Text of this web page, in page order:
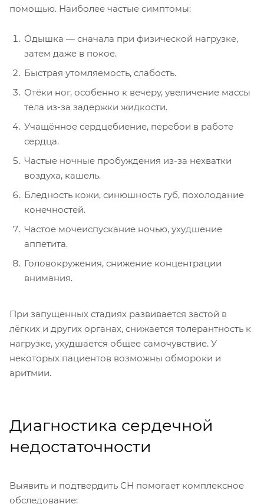
помощью. Наиболее частые симптомы:
Одышка — сначала при физической нагрузке,
затем даже в покое.
Быстрая утомляемость, слабость.
Отёки ног, особенно к вечеру, увеличение массы
тела из-за задержки жидкости.
Учащённое сердцебиение, перебои в работе
сердца.
Частые ночные пробуждения из-за нехватки
воздуха, кашель.
Бледность кожи, синюшность губ, похолодание
конечностей.
Частое мочеиспускание ночью, ухудшение
аппетита.
Головокружения, снижение концентрации
внимания.
При запущенных стадиях развивается застой в
лёгких и других органах, снижается толерантность к
нагрузке, ухудшается общее самочувствие. У
некоторых пациентов возможны обмороки и
аритмии.
Диагностика сердечной
недостаточности
Выявить и подтвердить СН помогает комплексное
обследование: